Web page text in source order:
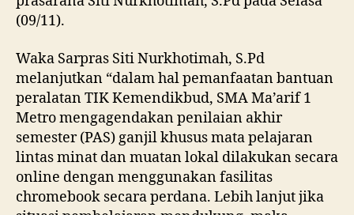
(09/11).
Waka Sarpras Siti Nurkhotimah, S.Pd
melanjutkan “dalam hal pemanfaatan bantuan
peralatan TIK Kemendikbud, SMA Ma’arif 1
Metro mengagendakan penilaian akhir
semester (PAS) ganjil khusus mata pelajaran
lintas minat dan muatan lokal dilakukan secara
online dengan menggunakan fasilitas
chromebook secara perdana. Lebih lanjut jika